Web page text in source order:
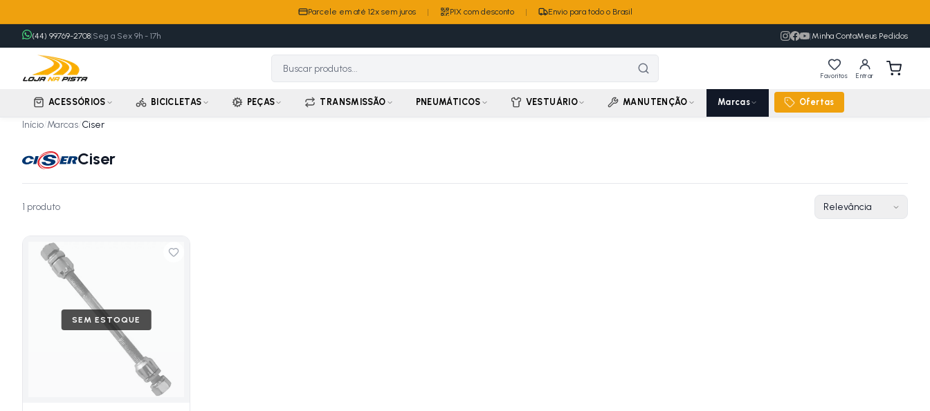
Parcele em até 12x sem juros | PIX com desconto | Envio para todo o Brasil
(44) 99769-2708|Seg a Sex 9h - 17h |Minha ContaMeus Pedidos
Favoritos Entrar
ACESSÓRIOS BICICLETAS PEÇAS TRANSMISSÃO PNEUMÁTICOS VESTUÁRIO MANUTENÇÃO Marcas Ofertas
Início/Marcas/Ciser
Ciser
1 produto
SEM ESTOQUE